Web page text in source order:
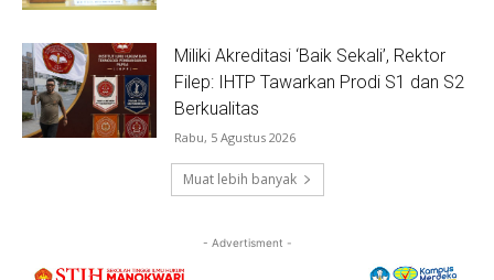
Miliki Akreditasi ‘Baik Sekali’, Rektor
Filep: IHTP Tawarkan Prodi S1 dan S2
Berkualitas
Rabu, 5 Agustus 2026
Muat lebih banyak
- Advertisment -